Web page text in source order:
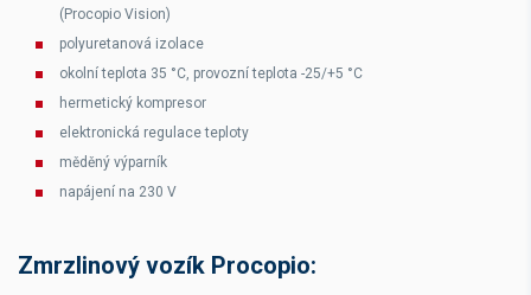
(Procopio Vision)
polyuretanová izolace
okolní teplota 35 °C, provozní teplota -25/+5 °C
hermetický kompresor
elektronická regulace teploty
měděný výparník
napájení na 230 V
Zmrzlinový vozík Procopio: